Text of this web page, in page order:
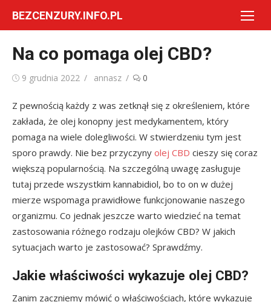
BEZCENZURY.INFO.PL
Na co pomaga olej CBD?
Posted
9 grudnia 2022 Author
annasz 0
Z pewnością każdy z was zetknął się z określeniem, które
zakłada, że olej konopny jest medykamentem, który
pomaga na wiele dolegliwości. W stwierdzeniu tym jest
sporo prawdy. Nie bez przyczyny olej CBD cieszy się coraz
większą popularnością. Na szczególną uwagę zasługuje
tutaj przede wszystkim kannabidiol, bo to on w dużej
mierze wspomaga prawidłowe funkcjonowanie naszego
organizmu. Co jednak jeszcze warto wiedzieć na temat
zastosowania różnego rodzaju olejków CBD? W jakich
sytuacjach warto je zastosować? Sprawdźmy.
Jakie właściwości wykazuje olej CBD?
Zanim zaczniemy mówić o właściwościach, które wykazuje